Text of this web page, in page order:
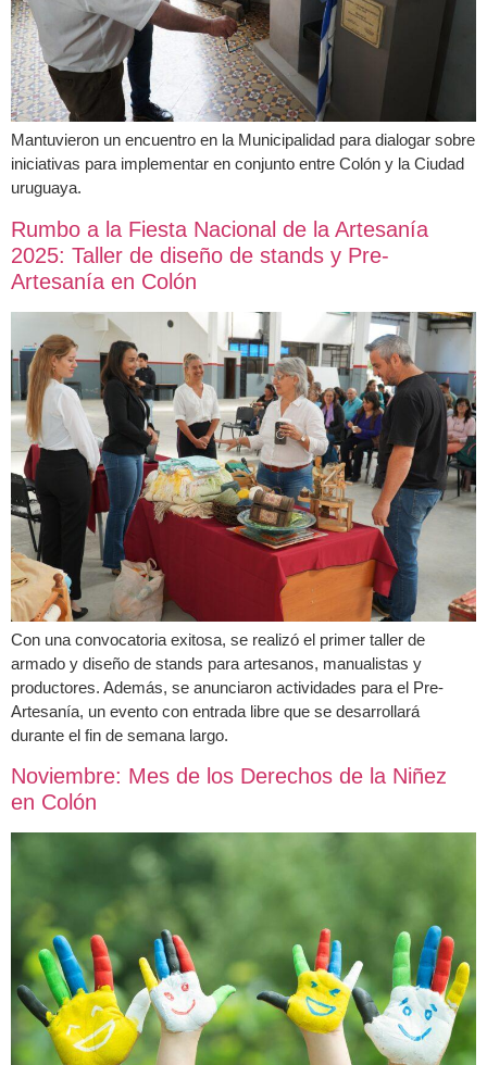
Mantuvieron un encuentro en la Municipalidad para dialogar sobre
iniciativas para implementar en conjunto entre Colón y la Ciudad
uruguaya.
Rumbo a la Fiesta Nacional de la Artesanía
2025: Taller de diseño de stands y Pre-
Artesanía en Colón
Con una convocatoria exitosa, se realizó el primer taller de
armado y diseño de stands para artesanos, manualistas y
productores. Además, se anunciaron actividades para el Pre-
Artesanía, un evento con entrada libre que se desarrollará
durante el fin de semana largo.
Noviembre: Mes de los Derechos de la Niñez
en Colón